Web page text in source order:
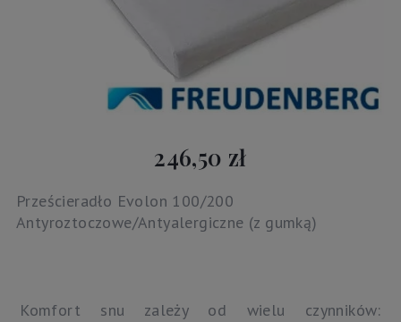
246,50 zł
Prześcieradło Evolon 100/200
Antyroztoczowe/Antyalergiczne (z gumką)
Komfort snu zależy od wielu czynników: